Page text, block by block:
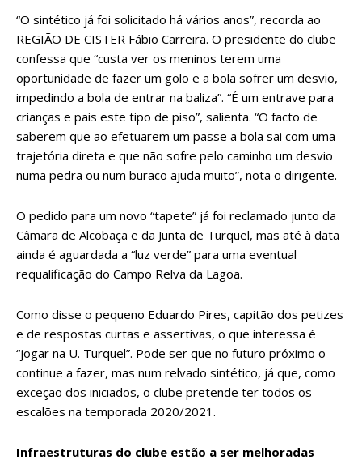
“O sintético já foi solicitado há vários anos”, recorda ao
REGIÃO DE CISTER Fábio Carreira. O presidente do clube
confessa que “custa ver os meninos terem uma
oportunidade de fazer um golo e a bola sofrer um desvio,
impedindo a bola de entrar na baliza”. “É um entrave para
crianças e pais este tipo de piso”, salienta. “O facto de
saberem que ao efetuarem um passe a bola sai com uma
trajetória direta e que não sofre pelo caminho um desvio
numa pedra ou num buraco ajuda muito”, nota o dirigente.
O pedido para um novo “tapete” já foi reclamado junto da
Câmara de Alcobaça e da Junta de Turquel, mas até à data
ainda é aguardada a “luz verde” para uma eventual
requalificação do Campo Relva da Lagoa.
Como disse o pequeno Eduardo Pires, capitão dos petizes
e de respostas curtas e assertivas, o que interessa é
“jogar na U. Turquel”. Pode ser que no futuro próximo o
continue a fazer, mas num relvado sintético, já que, como
exceção dos iniciados, o clube pretende ter todos os
escalões na temporada 2020/2021.
Infraestruturas do clube estão a ser melhoradas